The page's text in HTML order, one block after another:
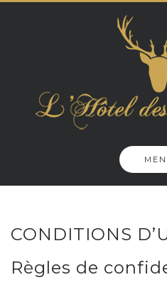
CONDITIONS
Règles de